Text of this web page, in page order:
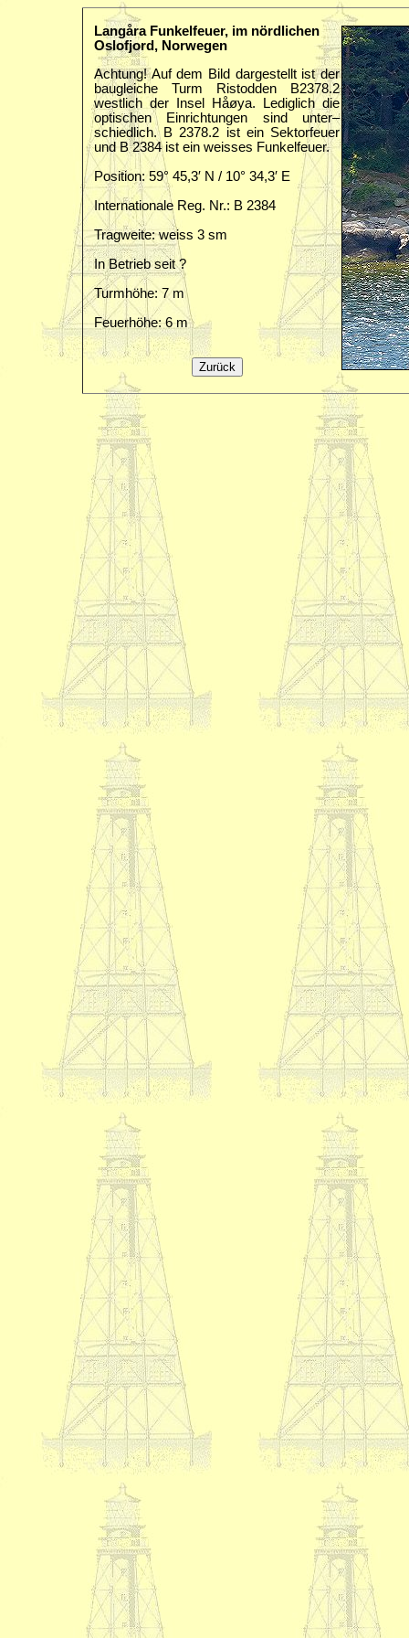
Langåra Funkelfeuer, im nördlichen
Oslofjord, Norwegen
Achtung! Auf dem Bild dargestellt ist der
baugleiche Turm Ristodden B2378.2
westlich der Insel Håøya. Lediglich die
optischen Einrichtungen sind unter–
schiedlich. B 2378.2 ist ein Sektorfeuer
und B 2384 ist ein weisses Funkelfeuer.
Position: 59° 45,3′ N / 10° 34,3′ E
Internationale Reg. Nr.: B 2384
Tragweite: weiss 3 sm
In Betrieb seit ?
Turmhöhe: 7 m
Feuerhöhe: 6 m